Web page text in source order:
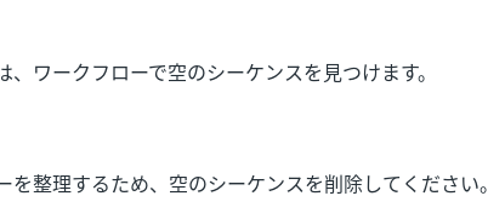
、ワークフローで空のシーケンスを見つけます。
を整理するため、空のシーケンスを削除してください。